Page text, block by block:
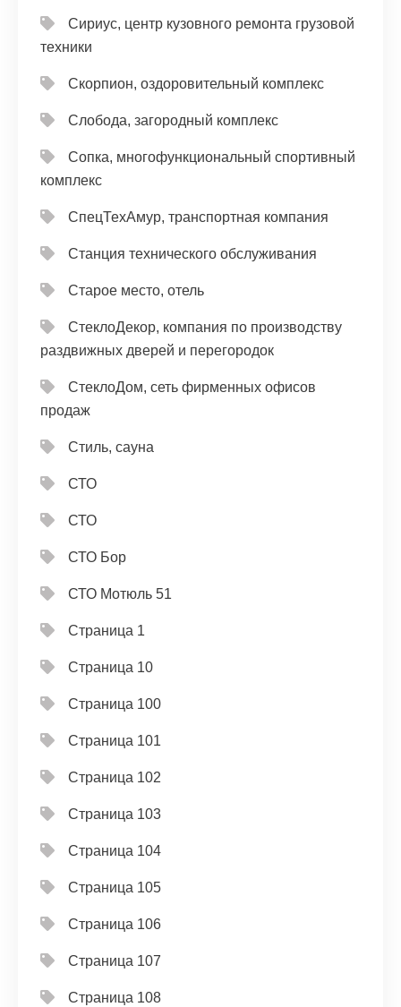
Сириус, центр кузовного ремонта грузовой
техники
Скорпион, оздоровительный комплекс
Слобода, загородный комплекс
Сопка, многофункциональный спортивный
комплекс
СпецТехАмур, транспортная компания
Станция технического обслуживания
Старое место, отель
СтеклоДекор, компания по производству
раздвижных дверей и перегородок
СтеклоДом, сеть фирменных офисов
продаж
Стиль, сауна
СТО
СТО
СТО Бор
СТО Мотюль 51
Страница 1
Страница 10
Страница 100
Страница 101
Страница 102
Страница 103
Страница 104
Страница 105
Страница 106
Страница 107
Страница 108